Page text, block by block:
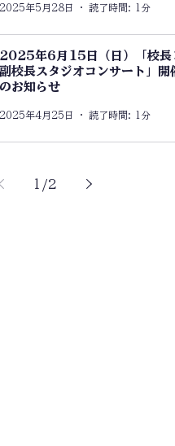
2025年5月28日 読了時間: 1分
2025年6月15日（日）「校長
副校長スタジオコンサート」開
のお知らせ
2025年4月25日 読了時間: 1分
1 /2